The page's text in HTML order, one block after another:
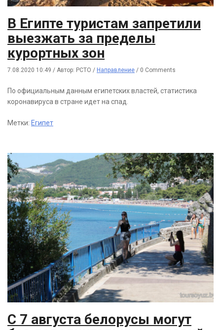
В Египте туристам запретили
выезжать за пределы
курортных зон
7.08.2020 10:49 / Автор: РСТО / Направление / 0 Comments
По официальным данным египетских властей, статистика
коронавируса в стране идет на спад.
Метки: Египет
С 7 августа белорусы могут